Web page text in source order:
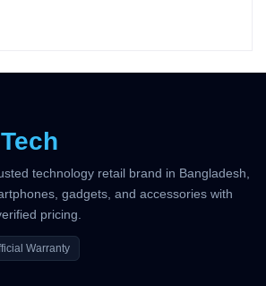
Tech
technology retail brand in Bangladesh,
gadgets, and accessories with
pricing.
Warranty